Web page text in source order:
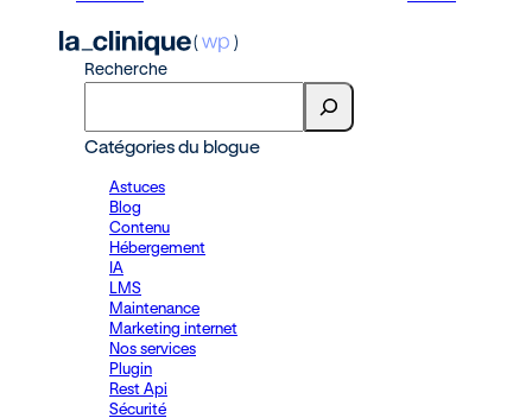
Recherche
Catégories du blogue
Astuces
Blog
Contenu
Hébergement
IA
LMS
Maintenance
Marketing internet
Nos services
Plugin
Rest Api
Sécurité